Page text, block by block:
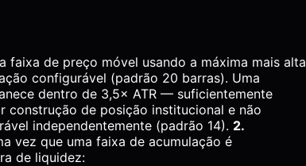
faixa de preço móvel usando a máxima mais alta
configurável (padrão 20 barras). Uma
dentro de 3,5× ATR — suficientemente
construção de posição institucional e não
independentemente (padrão 14). 2.
vez que uma faixa de acumulação é
de liquidez: